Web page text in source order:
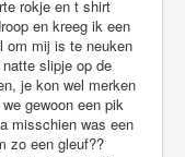
rokje en t shirt
en kreeg ik een
om mij is te neuken
slipje op de
je kon wel merken
gewoon een pik
misschien was een
zo een gleuf??